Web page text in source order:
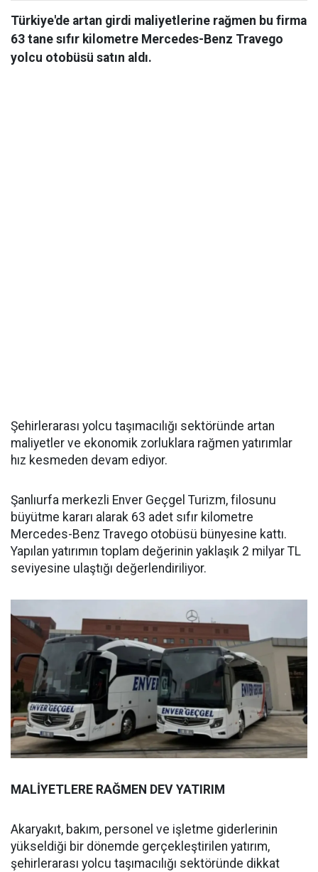
Türkiye'de artan girdi maliyetlerine rağmen bu firma
63 tane sıfır kilometre Mercedes-Benz Travego
yolcu otobüsü satın aldı.
Şehirlerarası yolcu taşımacılığı sektöründe artan
maliyetler ve ekonomik zorluklara rağmen yatırımlar
hız kesmeden devam ediyor.
Şanlıurfa merkezli Enver Geçgel Turizm, filosunu
büyütme kararı alarak 63 adet sıfır kilometre
Mercedes-Benz Travego otobüsü bünyesine kattı.
Yapılan yatırımın toplam değerinin yaklaşık 2 milyar TL
seviyesine ulaştığı değerlendiriliyor.
MALİYETLERE RAĞMEN DEV YATIRIM
Akaryakıt, bakım, personel ve işletme giderlerinin
yükseldiği bir dönemde gerçekleştirilen yatırım,
şehirlerarası yolcu taşımacılığı sektöründe dikkat